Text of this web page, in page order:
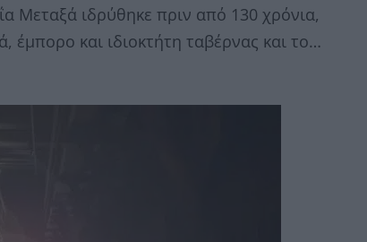
Μεταξά ιδρύθηκε πριν από 130 χρόνια,
και ιδιοκτήτη ταβέρνας και το…